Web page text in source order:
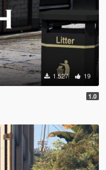
1.527 19
1.0